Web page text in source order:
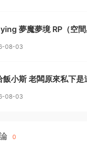
夢魔夢境 RP（空間
08-03
飯小斯 老闆原來私下
08-03
0